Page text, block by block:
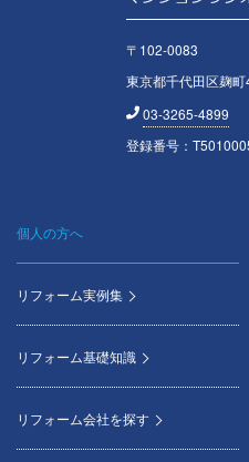
〒102-0083
東京都千代田区麹
03-3265-4899
登録番号：
Footer
menu
個人の方へ
リフォーム実例集
リフォーム基礎知識
リフォーム会社を探す